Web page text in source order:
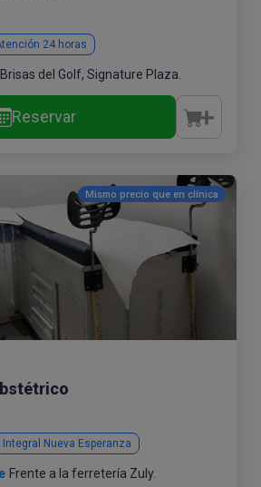
24 horas
Brisas del Golf, Signature Plaza.
Reservar
Mismo precio que en clínica
Nueva Esperanza
Frente a la ferretería Zuly.